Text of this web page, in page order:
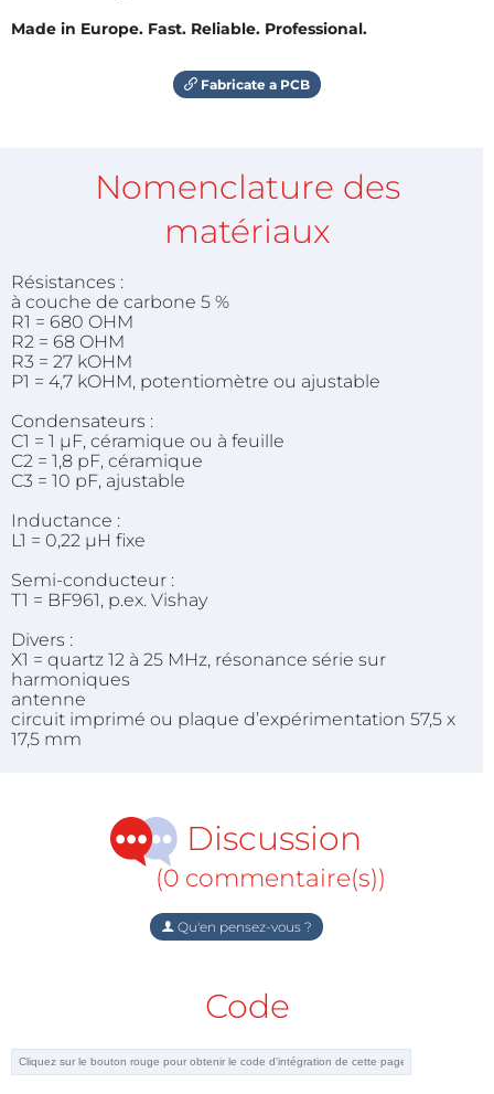
Made in Europe. Fast. Reliable. Professional.
Fabricate a PCB
Nomenclature des
matériaux
Résistances :
à couche de carbone 5 %
R1 = 680 OHM
R2 = 68 OHM
R3 = 27 kOHM
P1 = 4,7 kOHM, potentiomètre ou ajustable
Condensateurs :
C1 = 1 µF, céramique ou à feuille
C2 = 1,8 pF, céramique
C3 = 10 pF, ajustable
Inductance :
L1 = 0,22 µH fixe
Semi-conducteur :
T1 = BF961, p.ex. Vishay
Divers :
X1 = quartz 12 à 25 MHz, résonance série sur
harmoniques
antenne
circuit imprimé ou plaque d’expérimentation 57,5 x
17,5 mm
Discussion
(0 commentaire(s))
Qu'en pensez-vous ?
Code